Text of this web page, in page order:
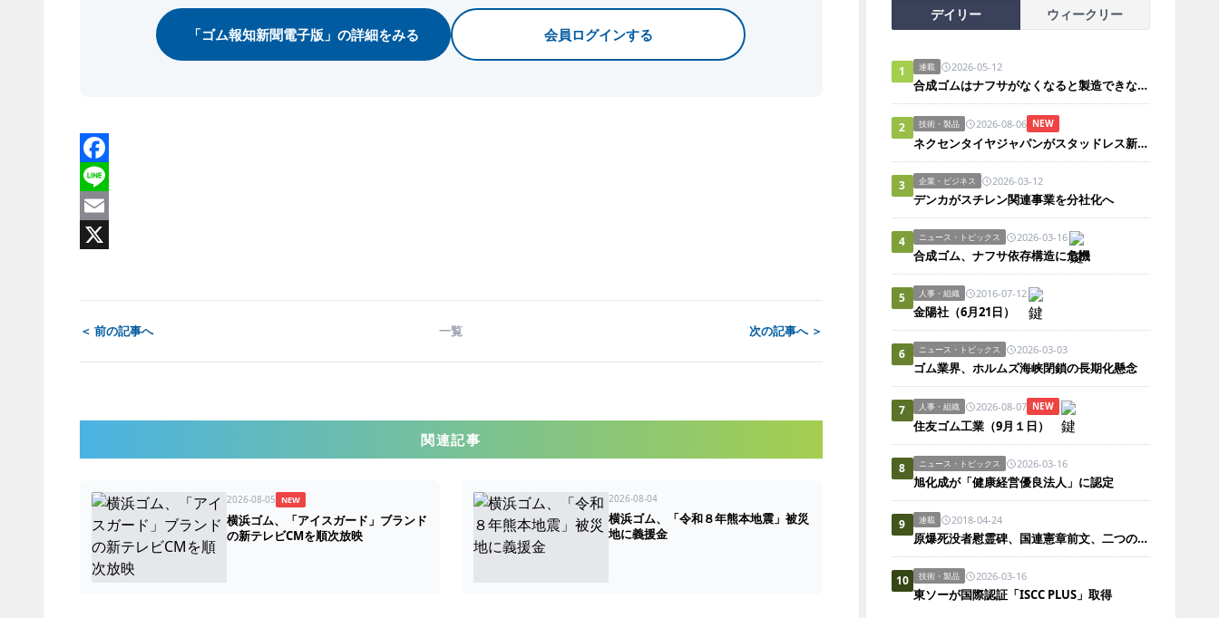
「ゴム報知新聞電子版」の詳細をみる 会員ログインする
Facebook
Line
Email
＜ 前の記事へ 一覧 次の記事へ ＞
関連記事
2026-08-05 NEW
横浜ゴム、「アイスガード」ブランド
の新テレビCMを順次放映
2026-08-04
横浜ゴム、「令和８年熊本地震」被災
地に義援金
デイリー ウィークリー
1 連載 2026-05-12
合成ゴムはナフサがなくなると製造できないのか？
2 技術・製品 2026-08-06 NEW
ネクセンタイヤジャパンがスタッドレス新製品、日本市場にらみ開発
3 企業・ビジネス 2026-03-12
デンカがスチレン関連事業を分社化へ
4 ニュース・トピックス 2026-03-16
合成ゴム、ナフサ依存構造に危機
5 人事・組織 2016-07-12
金陽社（6月21日）
6 ニュース・トピックス 2026-03-03
ゴム業界、ホルムズ海峡閉鎖の長期化懸念
7 人事・組織 2026-08-07 NEW
住友ゴム工業（9月１日）
8 ニュース・トピックス 2026-03-16
旭化成が「健康経営優良法人」に認定
9 連載 2018-04-24
原爆死没者慰霊碑、国連憲章前文、二つのwe（われわれ／われら）。
10 技術・製品 2026-03-16
東ソーが国際認証「ISCC PLUS」取得